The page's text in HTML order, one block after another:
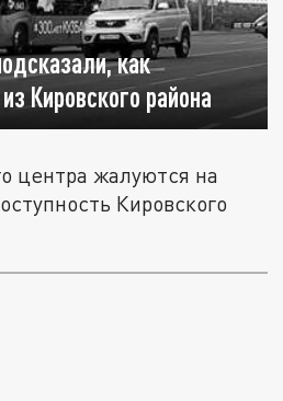
как
Кировского района
центра жалуются на
Кировского